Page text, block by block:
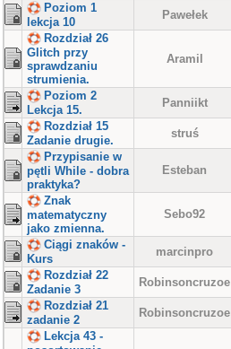
Poziom 1
lekcja 10
Pawełek
Rozdział 26
Glitch przy
sprawdzaniu
strumienia.
Aramil
Poziom 2
Lekcja 15.
Panniikt
Rozdział 15
Zadanie drugie.
struś
Przypisanie w
pętli While - dobra
praktyka?
Esteban
Znak
matematyczny
jako zmienna.
Sebo92
Ciągi znaków -
Kurs
marcinpro
Rozdział 22
Zadanie 3
Robinsoncruzoe
Rozdział 21
zadanie 2
Robinsoncruzoe
Lekcja 43 -